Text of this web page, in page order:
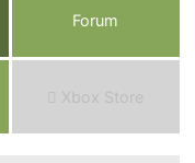
Forum
Xbox Store